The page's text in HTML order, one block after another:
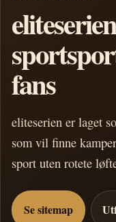
fans
eliteserien er laget
som vil finne
sport uten rotete
Se sitemap